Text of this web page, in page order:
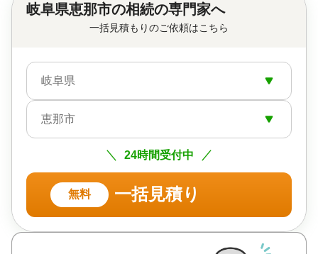
岐阜県恵那市の相続の専門家へ
一括見積もりのご依頼はこちら
岐阜県
恵那市
24時間受付中
無料 一括見積り